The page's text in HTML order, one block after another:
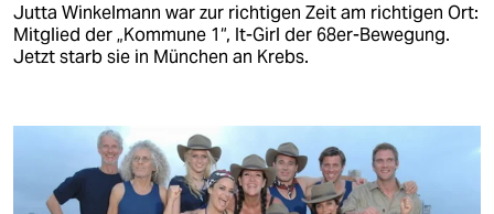
Jutta Winkelmann war zur richtigen Zeit am richtigen Ort:
Mitglied der „Kommune 1“, It-Girl der 68er-Bewegung.
Jetzt starb sie in München an Krebs.